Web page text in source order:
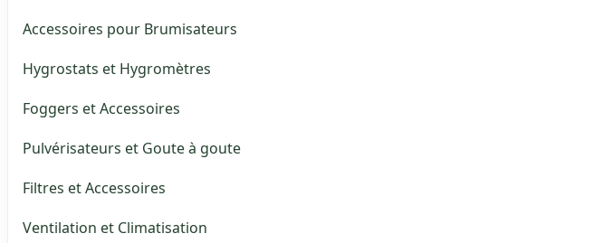
Accessoires pour Brumisateurs
Hygrostats et Hygromètres
Foggers et Accessoires
Pulvérisateurs et Goute à goute
Filtres et Accessoires
Ventilation et Climatisation